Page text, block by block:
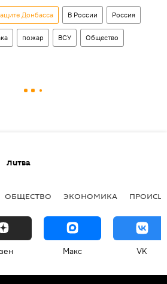
Донбасса В России Россия
пожар ВСУ Общество
Литва
ОБЩЕСТВО ЭКОНОМИКА
Макс VK